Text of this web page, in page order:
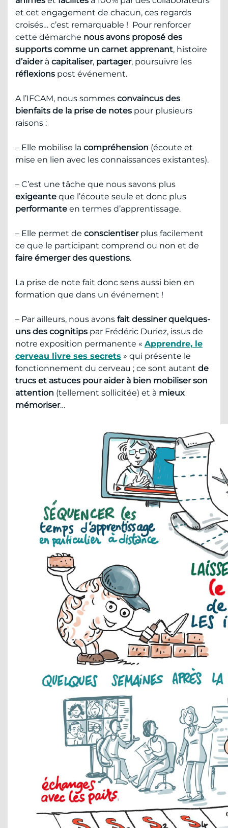
et cet engagement de chacun, ces regards
croisés… c’est remarquable ! Pour renforcer
cette démarche nous avons proposé des
supports comme un carnet apprenant, histoire
d’aiderà capitaliser, partager, poursuivre les
réflexions post événement.
A l’IFCAM, nous sommes convaincus des
bienfaits de la prise de notes pour plusieurs
raisons :
– Elle mobilise la compréhension (écoute et
mise en lien avec les connaissances existantes).
– C’est une tâche que nous savons plus
exigeante que l’écoute seule et donc plus
performante en termes d’apprentissage.
– Elle permet de conscientiserplus facilement
ce que le participant comprend ou non et de
faire émerger des questions.
La prise de note fait donc sens aussi bien en
formation que dans un événement !
– Par ailleurs, nous avons fait dessiner quelques-
uns des cognitips par Frédéric Duriez, issus de
notre exposition permanente « Apprendre, le
cerveau livre ses secrets » qui présente le
fonctionnement du cerveau ; ce sont autant de
trucs et astuces pour aider à bien mobiliser son
attention (tellement sollicitée) et à mieux
mémoriser…